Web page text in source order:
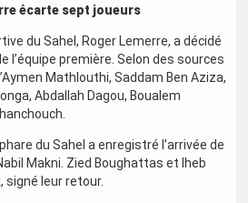
écarte sept joueurs
du Sahel, Roger Lemerre, a décidé
l’équipe première. Selon des sources
Mathlouthi, Saddam Ben Aziza,
Abdallah Dagou, Boualem
du Sahel a enregistré l’arrivée de
Makni. Zied Boughattas et Iheb
signé leur retour.